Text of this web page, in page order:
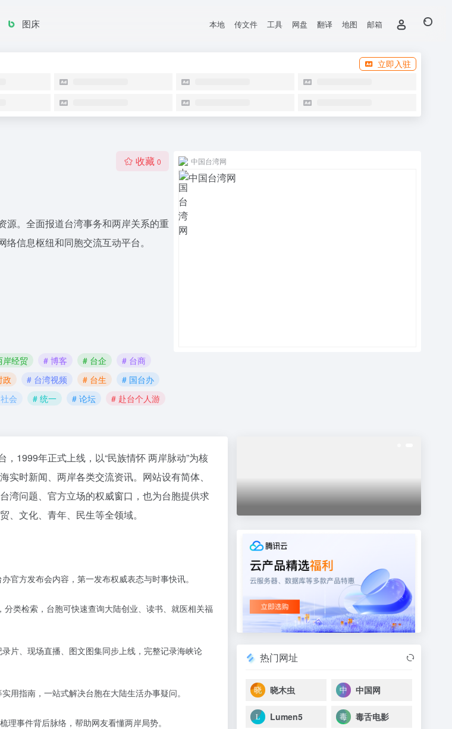
图床 本地 传文件 工具 网盘 翻译 地图 邮箱
立即入驻
收藏 0
源。全面报道台湾事务和两岸关系的重
信息枢纽和同胞交流互动平台。
岸经贸 # 博客 # 台企
# 台商
政 # 台湾视频 # 台生
# 国台办
会 # 统一 # 论坛 # 赴台个人游
中国台湾网
1999年正式上线，以“民族情怀 两岸脉动”为核
时新闻、两岸各类交流资讯。网站设有简体、
湾问题、官方立场的权威窗口，也为台胞提供求
文化、青年、民生等全领域。
官方发布会内容，第一发布权威表态与时事快讯。
类检索，台胞可快速查询大陆创业、读书、就医相关福
片、现场直播、图文图集同步上线，完整记录海峡论
用指南，一站式解决台胞在大陆生活办事疑问。
理事件背后脉络，帮助网友看懂两岸局势。
热门网址
晓木虫 中国网
Lumen5 毒舌电影